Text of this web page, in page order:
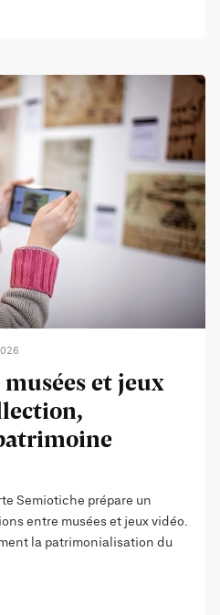
et jeux
Semiotiche prépare un
entre musées et jeux vidéo.
la patrimonialisation du